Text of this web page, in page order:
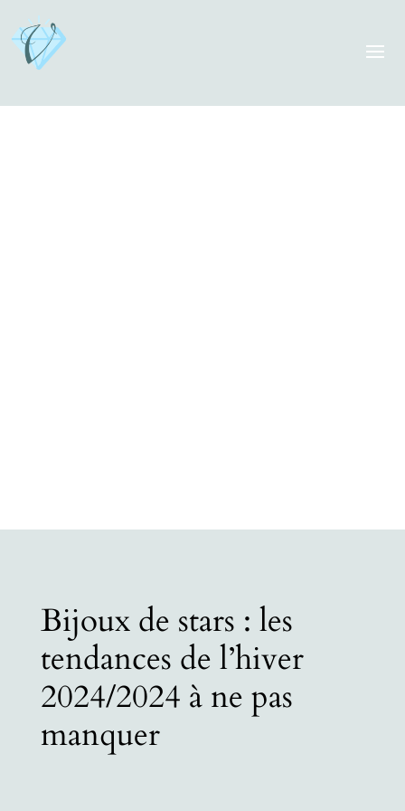
Bijoux de stars : les
tendances de l’hiver
2024/2024 à ne pas
manquer